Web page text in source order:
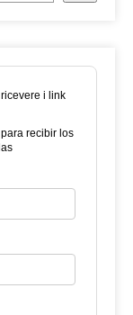
i link
recibir los